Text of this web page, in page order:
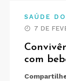
SAÚDE
7 DE
com